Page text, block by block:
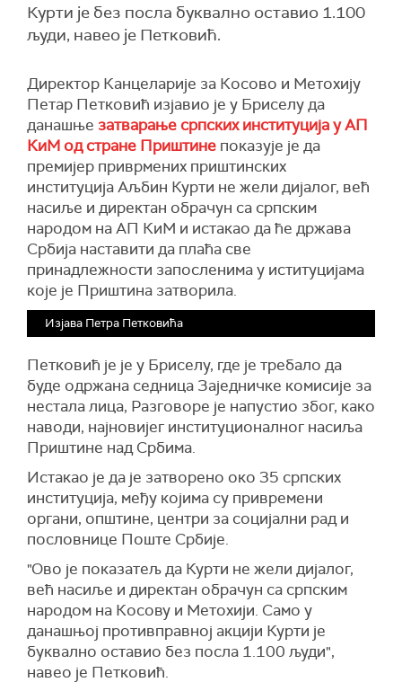
Курти је без посла буквално оставио 1.100
људи, навео је Петковић.
Директор Канцеларије за Косово и Метохију
Петар Петковић изјавио је у Бриселу да
данашње затварање српских институција у АП
КиМ од стране Приштине показује је да
премијер приврмених приштинских
институција Аљбин Курти не жели дијалог, већ
насиље и директан обрачун са српским
народом на АП КиМ и истакао да ће држава
Србија наставити да плаћа све
принадлежности запосленима у иституцијама
које је Приштина затворила.
Изјава Петра Петковића
Петковић је је у Бриселу, где је требало да
буде одржана седница Заједничке комисије за
нестала лица, Разговоре је напустио због, како
наводи, најновијег институционалног насиља
Приштине над Србима.
Истакао је да је затворено око 35 српских
институција, међу којима су привремени
органи, општине, центри за социјални рад и
пословнице Поште Србије.
"Ово је показатељ да Курти не жели дијалог,
већ насиље и директан обрачун са српским
народом на Косову и Метохији. Само у
данашњој противправној акцији Курти је
буквално оставио без посла 1.100 људи",
навео је Петковић.